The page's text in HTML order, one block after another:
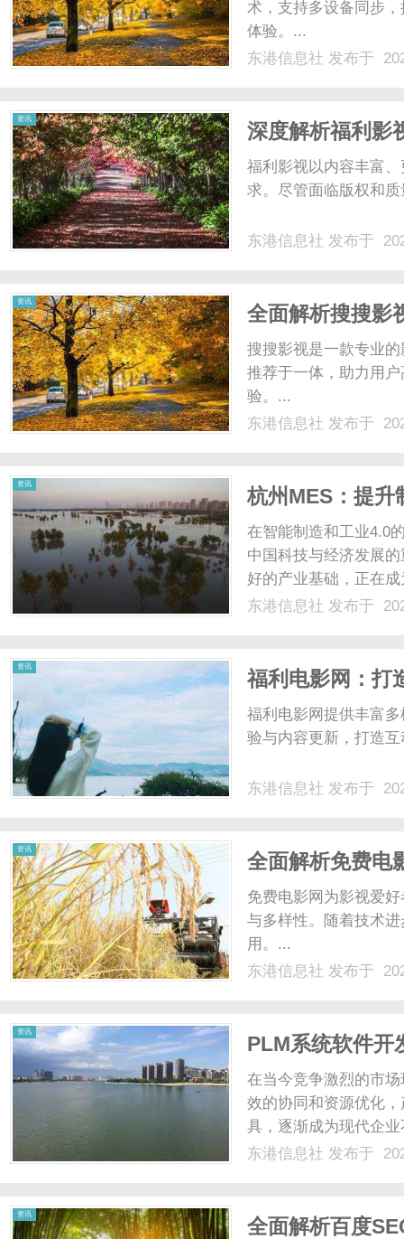
术，支持多设备同步
体验。...
东港信息社 发布于
资讯
深度解析福利影
福利影视以内容丰富
求。尽管面临版权和
东港信息社 发布于
资讯
全面解析搜搜影
搜搜影视是一款专业
推荐于一体，助力用
验。...
东港信息社 发布于
资讯
杭州MES：提升
在智能制造和工业4.0
中国科技与经济发展
好的产业基础，正在
解析杭州MES系统的
东港信息社 发布于
资讯
福利电影网：打
福利电影网提供丰富
验与内容更新，打造
东港信息社 发布于
资讯
全面解析免费电
势
免费电影网为影视爱
与多样性。随着技术
用。...
东港信息社 发布于
资讯
PLM系统软件开
转型
在当今竞争激烈的市
效的协同和资源优化
具，逐渐成为现代企
为这一领域的先锋，
东港信息社 发布于
资讯
全面解析百度